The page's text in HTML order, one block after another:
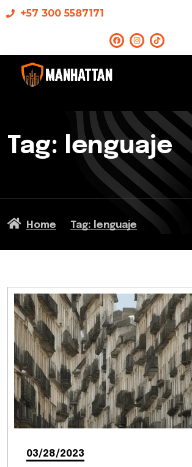
+57 300 5587171
Tag: lenguaje
Home Tag: lenguaje
03/28/2023